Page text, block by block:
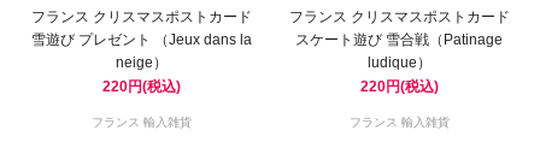
フランス クリスマスポストカード
雪遊び プレゼント （Jeux dans la
neige）
220円(税込)
フランス 輸入雑貨
フランス クリスマスポストカード
スケート遊び 雪合戦（Patinage
ludique）
220円(税込)
フランス 輸入雑貨